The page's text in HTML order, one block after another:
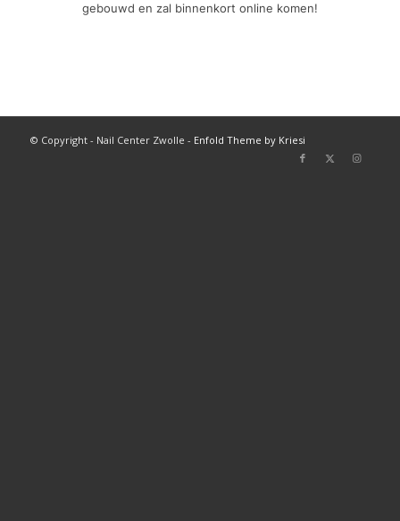
gebouwd en zal binnenkort online komen!
© Copyright - Nail Center Zwolle - Enfold Theme by Kriesi